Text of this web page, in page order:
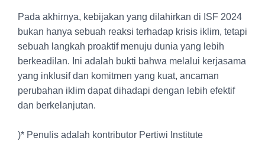
Pada akhirnya, kebijakan yang dilahirkan di ISF 2024
bukan hanya sebuah reaksi terhadap krisis iklim, tetapi
sebuah langkah proaktif menuju dunia yang lebih
berkeadilan. Ini adalah bukti bahwa melalui kerjasama
yang inklusif dan komitmen yang kuat, ancaman
perubahan iklim dapat dihadapi dengan lebih efektif
dan berkelanjutan.
)* Penulis adalah kontributor Pertiwi Institute